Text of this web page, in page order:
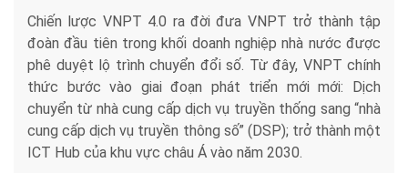
Chiến lược VNPT 4.0 ra đời đưa VNPT trở thành tập
đoàn đầu tiên trong khối doanh nghiệp nhà nước được
phê duyệt lộ trình chuyển đổi số. Từ đây, VNPT chính
thức bước vào giai đoạn phát triển mới mới: Dịch
chuyển từ nhà cung cấp dịch vụ truyền thống sang “nhà
cung cấp dịch vụ truyền thông số” (DSP); trở thành một
ICT Hub của khu vực châu Á vào năm 2030.